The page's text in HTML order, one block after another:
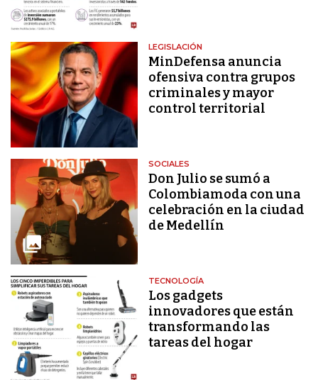
LEGISLACIÓN
MinDefensa anuncia
ofensiva contra grupos
criminales y mayor
control territorial
SOCIALES
Don Julio se sumó a
Colombiamoda con una
celebración en la ciudad
de Medellín
TECNOLOGÍA
Los gadgets
innovadores que están
transformando las
tareas del hogar